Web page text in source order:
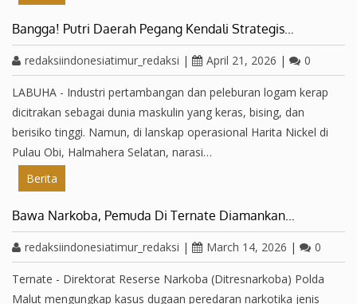
Bangga! Putri Daerah Pegang Kendali Strategis…
redaksiindonesiatimur_redaksi | April 21, 2026 | 0
LABUHA - Industri pertambangan dan peleburan logam kerap
dicitrakan sebagai dunia maskulin yang keras, bising, dan
berisiko tinggi. Namun, di lanskap operasional Harita Nickel di
Pulau Obi, Halmahera Selatan, narasi…
Berita
Bawa Narkoba, Pemuda Di Ternate Diamankan…
redaksiindonesiatimur_redaksi | March 14, 2026 | 0
Ternate - Direktorat Reserse Narkoba (Ditresnarkoba) Polda
Malut mengungkap kasus dugaan peredaran narkotika jenis